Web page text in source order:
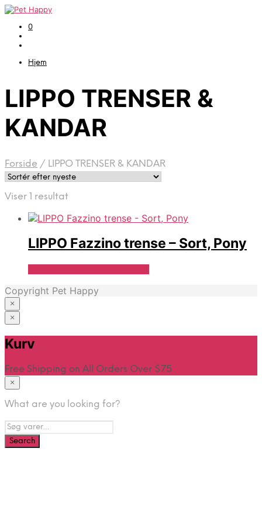
0
Hjem
LIPPO TRENSER &
KANDAR
Forside / LIPPO TRENSER & KANDAR
Viser 1 resultat
LIPPO Fazzino trense – Sort, Pony
Copyright Pet Happy
×
×
Hjem
Kurv
Free Shipping on All Orders Over $75
×
What are you looking for?